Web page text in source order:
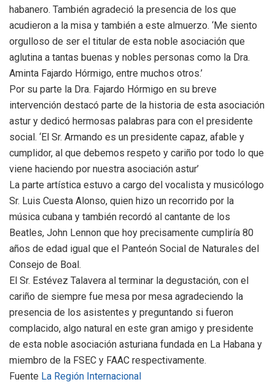
habanero. También agradeció la presencia de los que
acudieron a la misa y también a este almuerzo. ‘Me siento
orgulloso de ser el titular de esta noble asociación que
aglutina a tantas buenas y nobles personas como la Dra.
Aminta Fajardo Hórmigo, entre muchos otros.’
Por su parte la Dra. Fajardo Hórmigo en su breve
intervención destacó parte de la historia de esta asociación
astur y dedicó hermosas palabras para con el presidente
social. ‘El Sr. Armando es un presidente capaz, afable y
cumplidor, al que debemos respeto y cariño por todo lo que
viene haciendo por nuestra asociación astur’
La parte artística estuvo a cargo del vocalista y musicólogo
Sr. Luis Cuesta Alonso, quien hizo un recorrido por la
música cubana y también recordó al cantante de los
Beatles, John Lennon que hoy precisamente cumpliría 80
años de edad igual que el Panteón Social de Naturales del
Consejo de Boal.
El Sr. Estévez Talavera al terminar la degustación, con el
cariño de siempre fue mesa por mesa agradeciendo la
presencia de los asistentes y preguntando si fueron
complacido, algo natural en este gran amigo y presidente
de esta noble asociación asturiana fundada en La Habana y
miembro de la FSEC y FAAC respectivamente.
Fuente La Región Internacional